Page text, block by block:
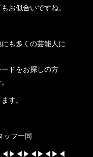
お似合いですね。
も多くの芸能人に
ドをお探しの方
す。
ッフ一同